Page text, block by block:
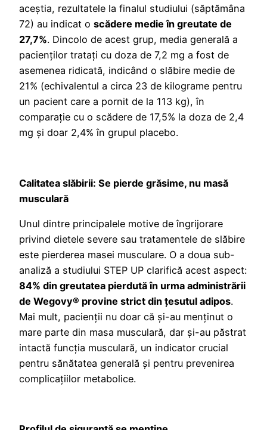
aceștia, rezultatele la finalul studiului (săptămâna
72) au indicat o scădere medie în greutate de
27,7%. Dincolo de acest grup, media generală a
pacienților tratați cu doza de 7,2 mg a fost de
asemenea ridicată, indicând o slăbire medie de
21% (echivalentul a circa 23 de kilograme pentru
un pacient care a pornit de la 113 kg), în
comparație cu o scădere de 17,5% la doza de 2,4
mg și doar 2,4% în grupul placebo.
Calitatea slăbirii: Se pierde grăsime, nu masă
musculară
Unul dintre principalele motive de îngrijorare
privind dietele severe sau tratamentele de slăbire
este pierderea masei musculare. O a doua sub-
analiză a studiului STEP UP clarifică acest aspect:
84% din greutatea pierdută în urma administrării
de Wegovy® provine strict din țesutul adipos.
Mai mult, pacienții nu doar că și-au menținut o
mare parte din masa musculară, dar și-au păstrat
intactă funcția musculară, un indicator crucial
pentru sănătatea generală și pentru prevenirea
complicațiilor metabolice.